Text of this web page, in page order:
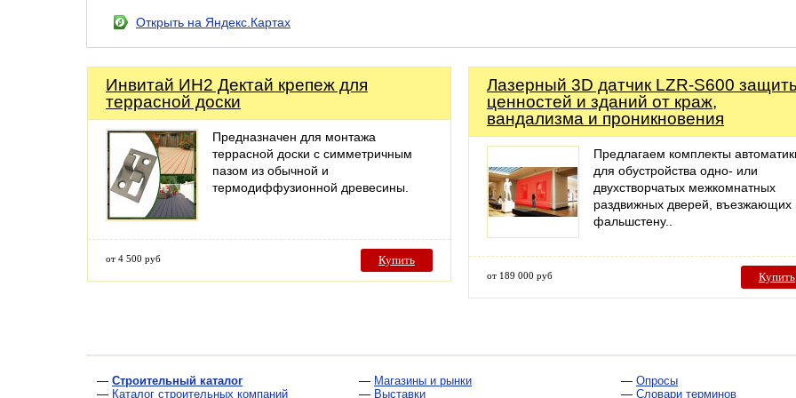
Открыть на Яндекс.Картах
Инвитай ИН2 Дектай крепеж для
террасной доски
Предназначен для монтажа
террасной доски с симметричным
пазом из обычной и
термодиффузионной древесины.
от 4 500 руб Купить
Лазерный 3D датчик LZR-S600
ценностей и зданий от краж,
вандализма и проникновения
Предлагаем комплекты
для обустройства одно- или
двухстворчатых межкомнатных
раздвижных дверей, въезжающих
фальшстену..
от 189 000 руб Купить
— Строительный каталог
— Каталог строительных компаний
— Магазины и рынки
— Выставки
— Опросы
— Словари терминов